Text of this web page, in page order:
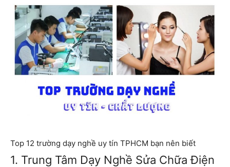
Top 12 trường dạy nghề uy tín TPHCM bạn nên biết
1. Trung Tâm Dạy Nghề Sửa Chữa Điện